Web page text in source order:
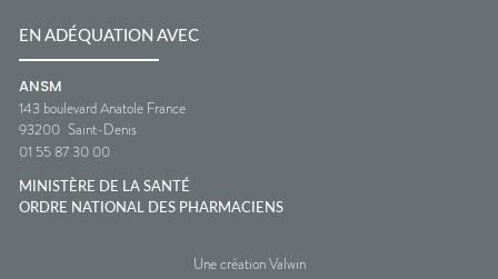
EN ADÉQUATION AVEC
ANSM
143 boulevard Anatole France
93200 Saint-Denis
01 55 87 30 00
MINISTÈRE DE LA SANTÉ
ORDRE NATIONAL DES PHARMACIENS
Une création Valwin